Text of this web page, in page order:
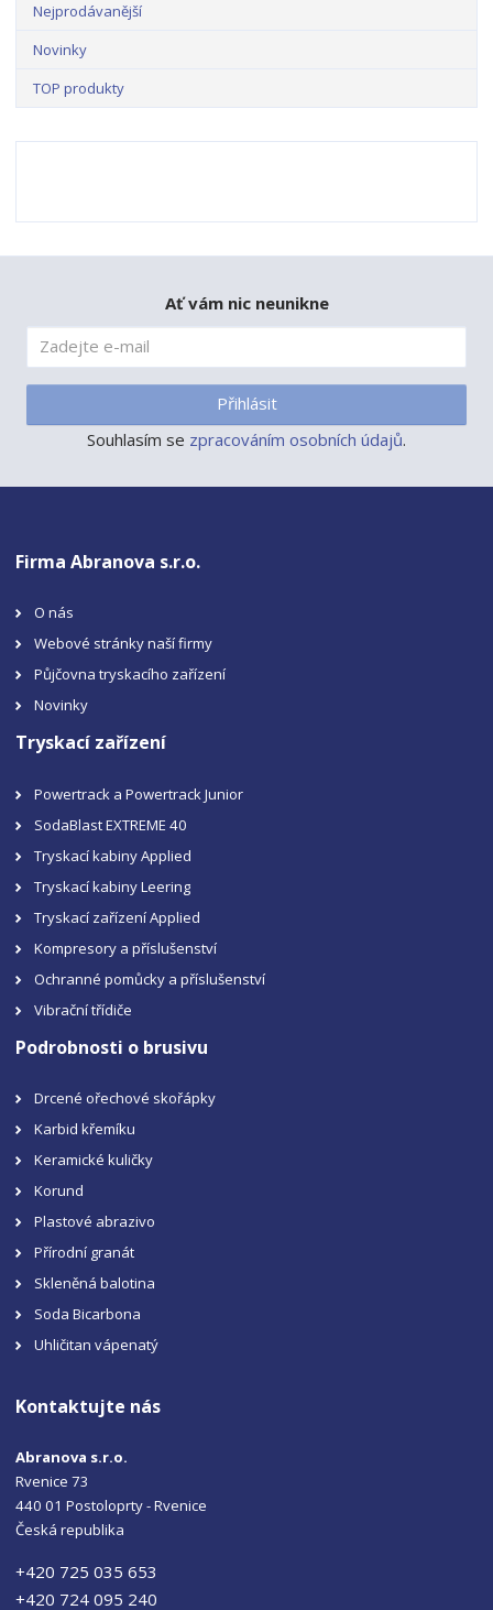
Nejprodávanější
Novinky
TOP produkty
Ať vám nic neunikne
Přihlásit
Souhlasím se zpracováním osobních údajů.
Firma Abranova s.r.o.
O nás
Webové stránky naší firmy
Půjčovna tryskacího zařízení
Novinky
Tryskací zařízení
Powertrack a Powertrack Junior
SodaBlast EXTREME 40
Tryskací kabiny Applied
Tryskací kabiny Leering
Tryskací zařízení Applied
Kompresory a příslušenství
Ochranné pomůcky a příslušenství
Vibrační třídiče
Podrobnosti o brusivu
Drcené ořechové skořápky
Karbid křemíku
Keramické kuličky
Korund
Plastové abrazivo
Přírodní granát
Skleněná balotina
Soda Bicarbona
Uhličitan vápenatý
Kontaktujte nás
Abranova s.r.o.
Rvenice 73
440 01 Postoloprty - Rvenice
Česká republika
+420 725 035 653
+420 724 095 240